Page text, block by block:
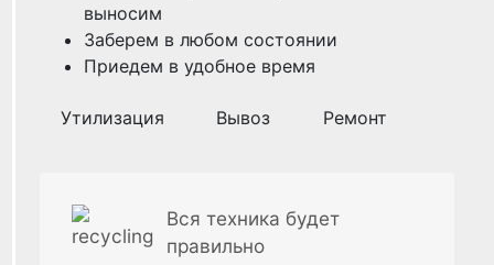
выносим
Заберем в любом состоянии
Приедем в удобное время
Утилизация Вывоз Ремонт
Вся техника будет
правильно